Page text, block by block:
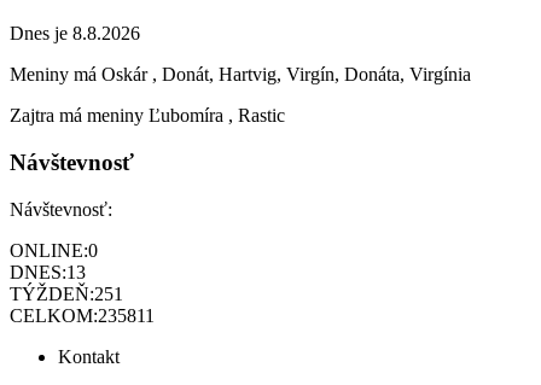
Dnes je 8.8.2026
Meniny má Oskár , Donát, Hartvig, Virgín, Donáta, Virgínia
Zajtra má meniny Ľubomíra , Rastic
Návštevnosť
Návštevnosť:
ONLINE:0
DNES:13
TÝŽDEŇ:251
CELKOM:235811
Kontakt